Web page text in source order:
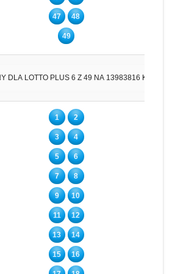
47 48
49
DLA LOTTO PLUS 6 Z 49 NA 13983816
1 2
3 4
5 6
7 8
9 10
11 12
13 14
15 16